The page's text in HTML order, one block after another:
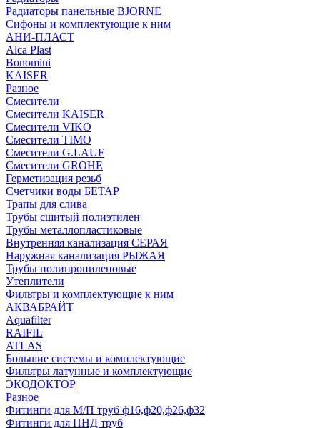
Радиаторы панельные BJORNE
Сифоны и комплектующие к ним
АНИ-ПЛАСТ
Alca Plast
Bonomini
KAISER
Разное
Смесители
Смесители KAISER
Смесители VIKO
Смесители TIMO
Смесители G.LAUF
Смесители GROHE
Герметизация резьб
Счетчики воды БЕТАР
Трапы для слива
Трубы сшитый полиэтилен
Трубы металлопластиковые
Внутренняя канализация СЕРАЯ
Наружная канализация РЫЖАЯ
Трубы полипропиленовые
Утеплители
Фильтры и комплектующие к ним
АКВАБРАЙТ
Aquafilter
RAIFIL
ATLAS
Большие системы и комплектующие
Фильтры латунные и комплектующие
ЭКОДОКТОР
Разное
Фитинги для М/П труб ф16,ф20,ф26,ф32
Фитинги для ПНД труб